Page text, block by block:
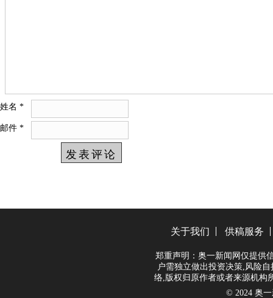
姓名 *
邮件 *
关于我们 供稿服务
郑重声明：奥一新闻网仅提供
户需独立做出投资决策,风险
络,版权归原作者或者来源机构
© 2024 奥一